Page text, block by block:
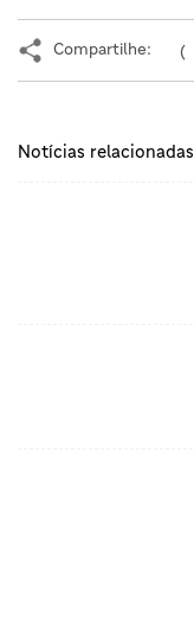
Compartilhe: (
Notícias relacionadas